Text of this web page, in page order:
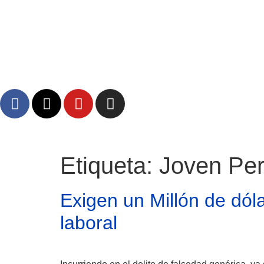
Atractivos
Moyobamba, está lleno de atractivos sorprendentes,
Etiqueta: Joven
Exigen un Millón de
laboral